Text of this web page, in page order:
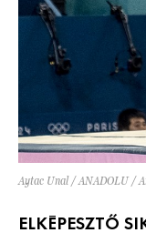
Aytac Unal / ANADOLU /
ELKÉPESZTŐ